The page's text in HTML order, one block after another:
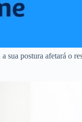
postura afetará o